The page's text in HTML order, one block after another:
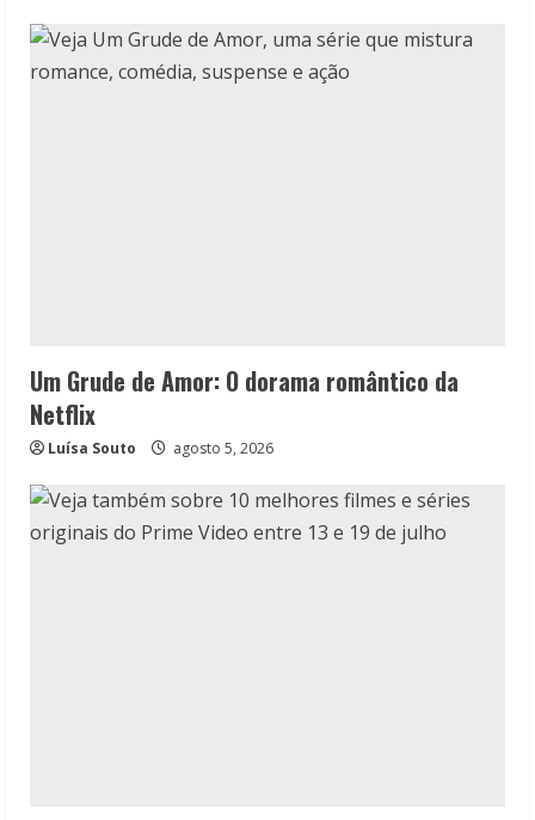
Um Grude de Amor: O dorama romântico da
Netflix
Luísa Souto agosto 5, 2026